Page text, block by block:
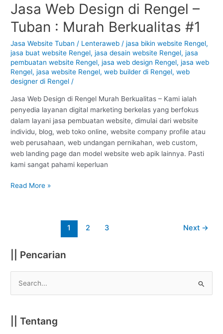
Jasa Web Design di Rengel –
Tuban : Murah Berkualitas #1
Jasa Website Tuban / Lenteraweb /jasa bikin website Rengel,
jasa buat website Rengel,jasa desain website Rengel,jasa
pembuatan website Rengel,jasa web design Rengel,jasa web
Rengel,jasa website Rengel,web builder di Rengel,web
designer di Rengel /
Jasa Web Design di Rengel Murah Berkualitas – Kami ialah
penyedia layanan digital marketing berkelas yang berfokus
dalam layani jasa pembuatan website, dimulai dari website
individu, blog, web toko online, website company profile atau
web perusahaan, web undangan pernikahan, web custom,
web landing page dan model website web apik lainnya. Pasti
kami sangat pahami keperluan
Jasa
Web
Design
Rengel
–
Tuban
:
Berkualitas
#1
Read More »
1 2 3 Next →
|| Pencarian
r || Tentang